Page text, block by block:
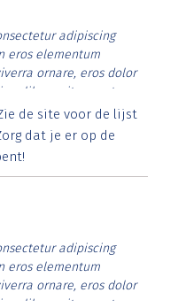
adipiscing
eros elementum
ornare, eros dolor
libero vitae erat.
id rutrum lorem
tristique posuere.
de site voor de lijst
dat je er op de
adipiscing
eros elementum
ornare, eros dolor
libero vitae erat.